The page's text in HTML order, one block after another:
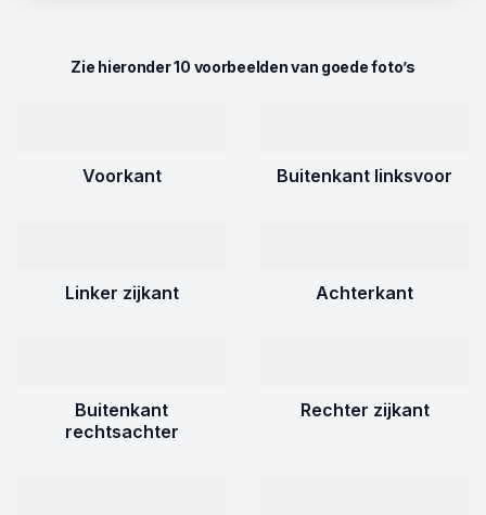
Zie hieronder 10 voorbeelden van goede foto’s
Voorkant Buitenkant linksvoor
Linker zijkant Achterkant
Buitenkant
rechtsachter
Rechter zijkant